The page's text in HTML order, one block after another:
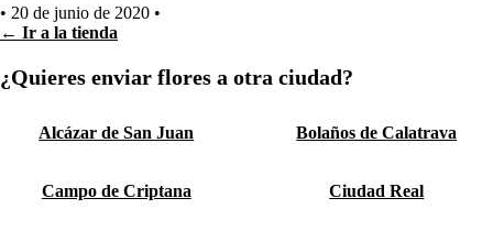
• 20 de junio de 2020 •
← Ir a la tienda
¿Quieres enviar flores a otra ciudad?
Alcázar de San Juan Bolaños de Calatrava
Campo de Criptana Ciudad Real